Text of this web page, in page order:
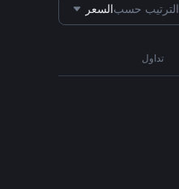
الترتيب حسبالسعر
تداول